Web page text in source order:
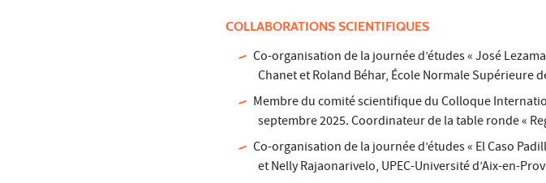
COLLABORATIONS SCIENTIFIQUES
Co-organisation de la journée d’études « José
Chanet et Roland Béhar, École Normale Supérieure
Membre du comité scientifique du Colloque
septembre 2025. Coordinateur de la table ronde «
Co-organisation de la journée d’études « El Caso
et Nelly Rajaonarivelo, UPEC-Université d’Aix-en-